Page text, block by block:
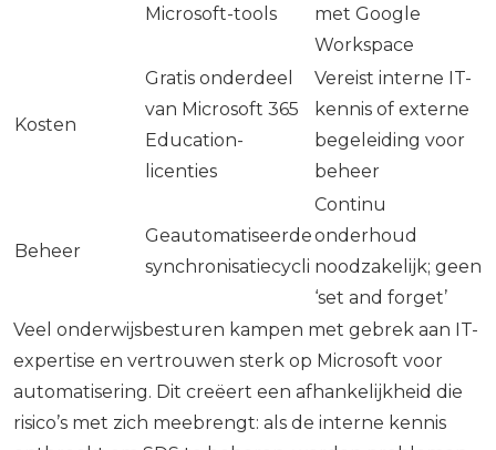
Microsoft-tools
met Google
Workspace
Kosten
Gratis onderdeel
van Microsoft 365
Education-
licenties
Vereist interne IT-
kennis of externe
begeleiding voor
beheer
Beheer
Geautomatiseerde
synchronisatiecycli
Continu
onderhoud
noodzakelijk; geen
‘set and forget’
Veel onderwijsbesturen kampen met gebrek aan IT-
expertise en vertrouwen sterk op Microsoft voor
automatisering. Dit creëert een afhankelijkheid die
risico’s met zich meebrengt: als de interne kennis